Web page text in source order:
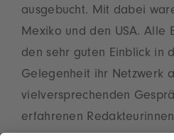
ausgebucht. Mit dabei
Mexiko und den USA. Alle
den sehr guten Einblick in
Gelegenheit ihr Netzwerk
vielversprechenden
erfahrenen